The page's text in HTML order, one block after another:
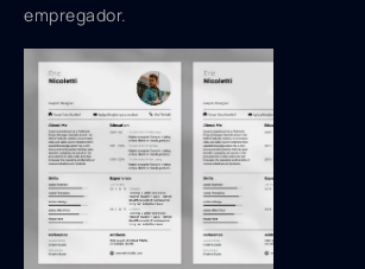
empregador.